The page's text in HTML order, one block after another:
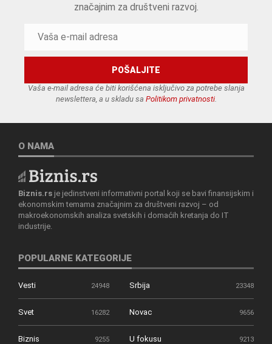
značajnim za društveni razvoj.
Vaša e-mail adresa će biti korišćena isključivo za potrebe slanja
newslettera, a u skladu sa Politikom privatnosti.
O NAMA
Biznis.rs je jedinstveni informativni portal koji se bavi finansijskim i
ekonomskim temama značajnim za društveni razvoj – od
makroekonomskih analiza svetskih i domaćih kretanja do IT
industrije.
POPULARNE KATEGORIJE
Vesti 24948 Srbija 23348
Svet 16282 Novac 9656
Biznis 9255 U fokusu 9213